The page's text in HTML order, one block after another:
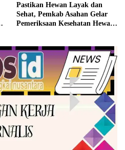
Pastikan Hewan Layak dan
Sehat, Pemkab Asahan Gelar
Pemeriksaan Kesehatan Hewan